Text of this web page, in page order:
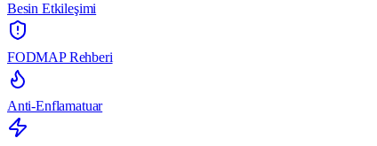
Besin Etkileşimi
FODMAP Rehberi
Anti-Enflamatuar